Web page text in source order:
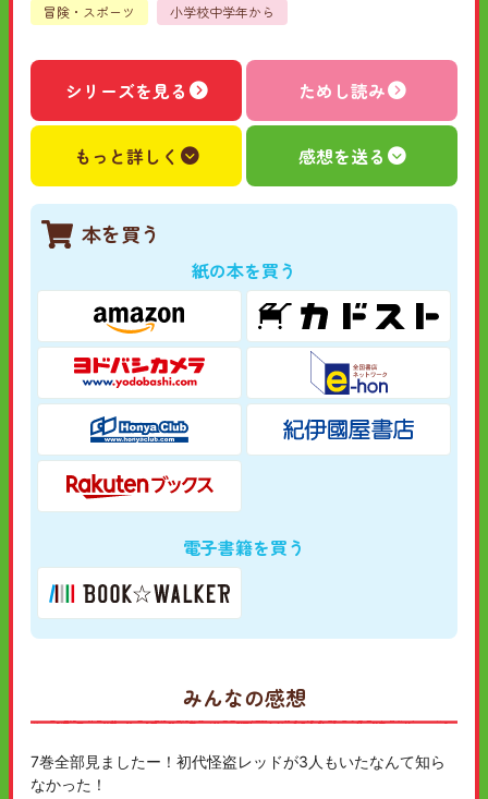
冒険・スポーツ 小学校中学年から
シリーズを見る ためし読み
もっと詳しく 感想を送る
本を買う
紙の本を買う
電子書籍を買う
みんなの感想
7巻全部見ましたー！初代怪盗レッドが3人もいたなんて知ら
なかった！